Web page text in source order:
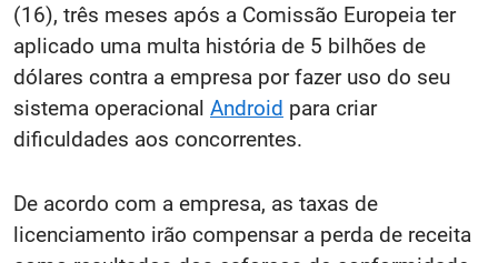
(16), três meses após a Comissão Europeia ter
aplicado uma multa história de 5 bilhões de
dólares contra a empresa por fazer uso do seu
sistema operacional Android para criar
dificuldades aos concorrentes.
De acordo com a empresa, as taxas de
licenciamento irão compensar a perda de receita